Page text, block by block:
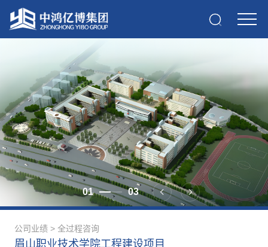
01 03
公司业绩 > 全过程咨询
眉山职业技术学院工程建设项目